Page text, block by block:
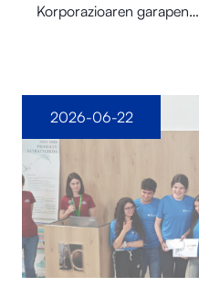
Korporazioaren garapen…
2026-06-22